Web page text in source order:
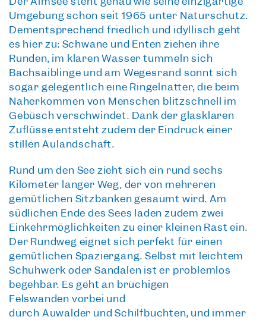
Umgebungschon seit 1965 unter Naturschutz.
Dementsprechend friedlich und idyllisch geht
es hier zu: Schwäne und Enten ziehen ihre
Runden, im klaren Wasser tummeln sich
Bachsaiblinge und am Wegesrand sonnt sich
sogar gelegentlich eine Ringelnatter, die beim
Näherkommen von Menschen blitzschnell im
Gebüsch verschwindet. Dank der glasklaren
Zuflüsse entsteht zudem der Eindruck einer
stillen Aulandschaft.
Rund um den See zieht sich ein rund sechs
Kilometer langer Weg, der von mehreren
gemütlichen Sitzbänken gesäumt wird. Am
südlichen Ende des Sees laden zudem zwei
Einkehrmöglichkeiten zu einer kleinen Rast ein.
Der Rundweg eignet sich perfekt für einen
gemütlichen Spaziergang. Selbst mit leichtem
Schuhwerk oder Sandalen ist er problemlos
begehbar. Es geht an brüchigen
Felswänden vorbei und
durch Auwälder undSchilfbuchten, und immer